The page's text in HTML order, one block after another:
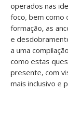
operados nas
foco, bem como
formação, as
e
a uma
como estas
presente, com
mais inclusivo e